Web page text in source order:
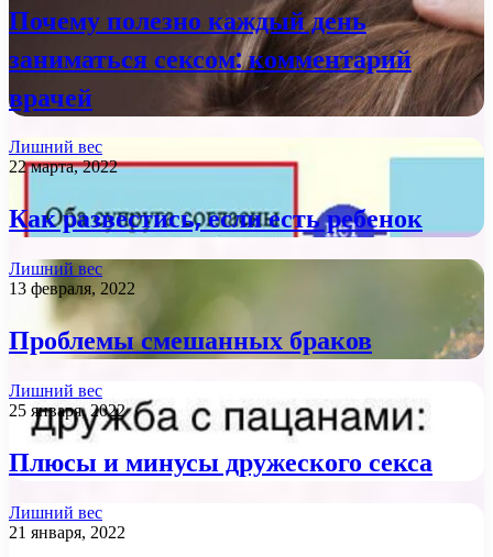
Почему полезно каждый день
заниматься сексом: комментарий
врачей
Лишний вес
22 марта, 2022
Как развестись, если есть ребенок
Лишний вес
13 февраля, 2022
Проблемы смешанных браков
Лишний вес
25 января, 2022
Плюсы и минусы дружеского секса
Лишний вес
21 января, 2022